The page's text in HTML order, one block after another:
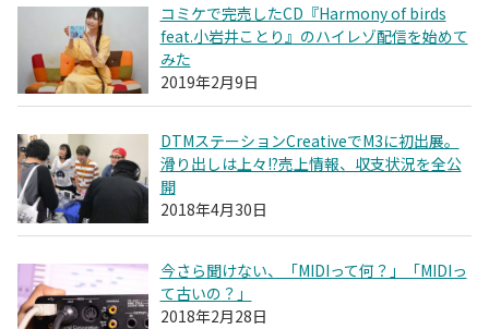
コミケで完売したCD『Harmony of birds
feat.小岩井ことり』のハイレゾ配信を始めて
みた
2019年2月9日
DTMステーションCreativeでM3に初出展。
滑り出しは上々!?売上情報、収支状況を全公
開
2018年4月30日
今さら聞けない、「MIDIって何？」「MIDIっ
て古いの？」
2018年2月28日